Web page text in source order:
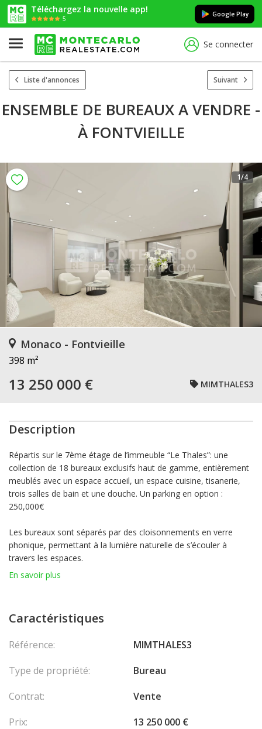
Téléchargez la nouvelle app!
5
Google Play
Se connecter
Liste d'annonces Suivant
ENSEMBLE DE BUREAUX A VENDRE -
À FONTVIEILLE
1/4
Monaco - Fontvieille
398 m²
13 250 000 € MIMTHALES3
Description
Répartis sur le 7ème étage de l’immeuble “Le Thales”: une
collection de 18 bureaux exclusifs haut de gamme, entièrement
meublés avec un espace accueil, un espace cuisine, tisanerie,
trois salles de bain et une douche. Un parking en option :
250,000€
Les bureaux sont séparés par des cloisonnements en verre
phonique, permettant à la lumière naturelle de s’écouler à
travers les espaces.
Avec vue sur le quartier de Fontvieille et le Boulevard Charles III,
et à quelques pas de la Plage Marquet et de la Promenade du
En savoir plus
Caractéristiques
Référence:
MIMTHALES3
Type de propriété:
Bureau
Contrat:
Vente
Prix:
13 250 000 €